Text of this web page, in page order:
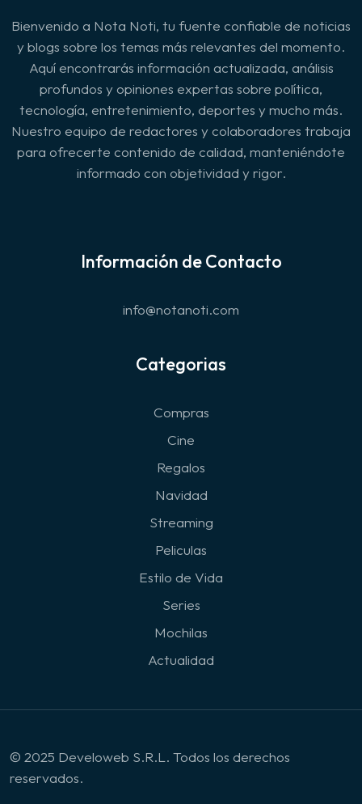
Bienvenido a Nota Noti, tu fuente confiable de noticias
y blogs sobre los temas más relevantes del momento.
Aquí encontrarás información actualizada, análisis
profundos y opiniones expertas sobre política,
tecnología, entretenimiento, deportes y mucho más.
Nuestro equipo de redactores y colaboradores trabaja
para ofrecerte contenido de calidad, manteniéndote
informado con objetividad y rigor.
Información de Contacto
info@notanoti.com
Categorias
Compras
Cine
Regalos
Navidad
Streaming
Peliculas
Estilo de Vida
Series
Mochilas
Actualidad
© 2025 Develoweb S.R.L. Todos los derechos
reservados.